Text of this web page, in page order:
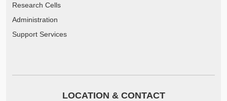
Research Cells
Administration
Support Services
LOCATION & CONTACT